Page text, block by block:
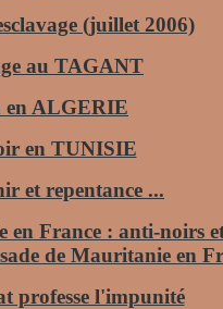
(juillet 2006)
au TAGANT
en ALGERIE
en TUNISIE
et repentance ...
en France : anti-noirs
de Mauritanie en
professe l'impunité